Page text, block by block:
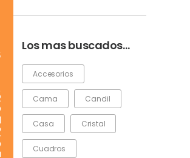
Los mas buscados…
Accesorios
Cama Candil
Casa Cristal
Cuadros